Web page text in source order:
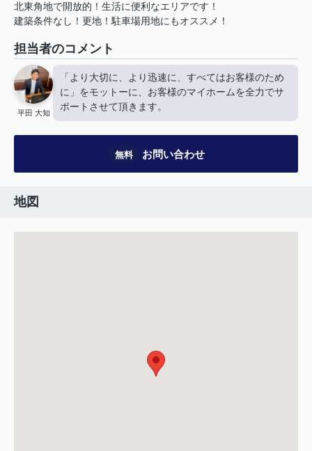
北東角地で開放的！生活に便利なエリアです！
建築条件なし！更地！駐車場用地にもオススメ！
担当者のコメント
平田 大知
「より大切に、より迅速に、すべてはお客様のため
に」をモットーに、お客様のマイホームを全力でサ
ポートさせて頂きます。
無料 お問い合わせ
地図